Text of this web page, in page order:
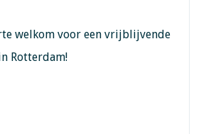
welkom voor een vrijblijvende
Rotterdam!